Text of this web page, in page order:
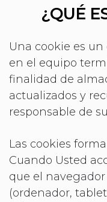
¿QUÉ
Una cookie es
en el equipo
finalidad de
actualizados y
responsable de
Las cookies
Cuando Usted
que el
(ordenador,